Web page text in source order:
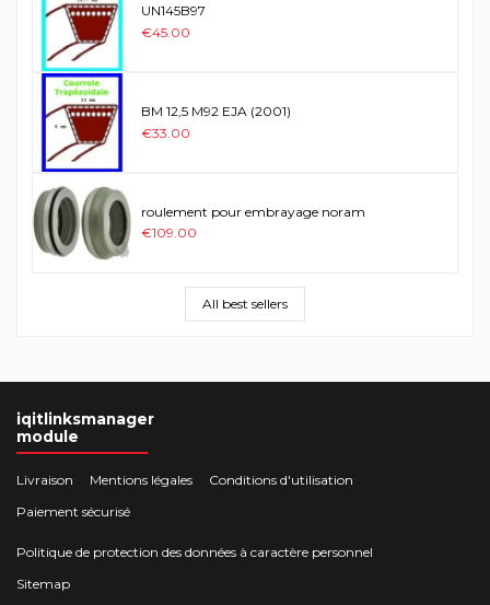
UN145B97
€45.00
BM 12,5 M92 EJA (2001)
€33.00
roulement pour embrayage noram
€109.00
All best sellers
iqitlinksmanager
module
Livraison Mentions légales
Conditions d'utilisation
Paiement sécurisé
Politique de protection des données à caractère personnel
Sitemap